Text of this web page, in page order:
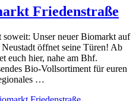
Friedenstraße
Unser neuer Biomarkt auf
öffnet seine Türen! Ab
euch hier, nahe am Bhf.
Bio-Vollsortiment für euren
…